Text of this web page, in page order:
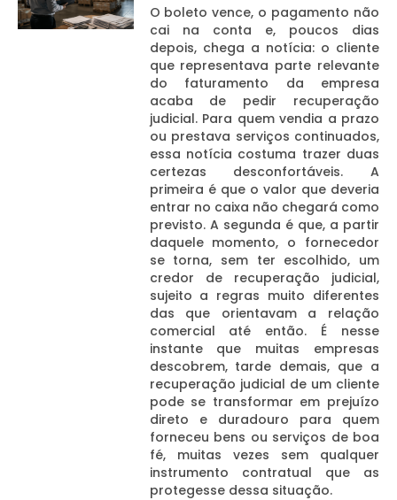
O boleto vence, o pagamento não
cai na conta e, poucos dias
depois, chega a notícia: o cliente
que representava parte relevante
do faturamento da empresa
acaba de pedir recuperação
judicial. Para quem vendia a prazo
ou prestava serviços continuados,
essa notícia costuma trazer duas
certezas desconfortáveis. A
primeira é que o valor que deveria
entrar no caixa não chegará como
previsto. A segunda é que, a partir
daquele momento, o fornecedor
se torna, sem ter escolhido, um
credor de recuperação judicial,
sujeito a regras muito diferentes
das que orientavam a relação
comercial até então. É nesse
instante que muitas empresas
descobrem, tarde demais, que a
recuperação judicial de um cliente
pode se transformar em prejuízo
direto e duradouro para quem
forneceu bens ou serviços de boa
fé, muitas vezes sem qualquer
instrumento contratual que as
protegesse dessa situação.